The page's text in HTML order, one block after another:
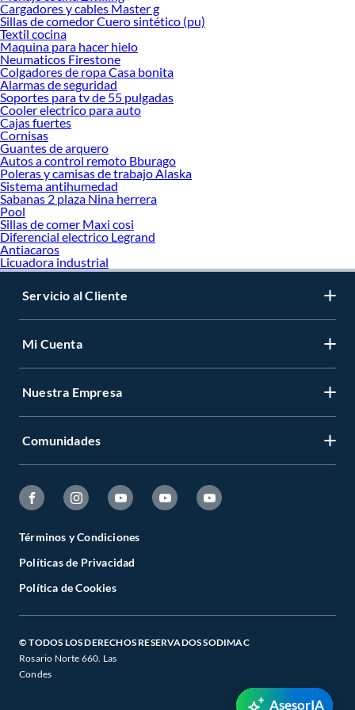
Cargadores y cables Master g
Sillas de comedor Cuero sintético (pu)
Textil cocina
Maquina para hacer hielo
Neumaticos Firestone
Colgadores de ropa Casa bonita
Alarmas de seguridad
Soportes para tv de 55 pulgadas
Cooler electrico para auto
Cajas fuertes
Cornisas
Guantes de arquero
Autos a control remoto Bburago
Poleras y camisas de trabajo Alaska
Sistema antihumedad
Sabanas 2 plaza Nina herrera
Pool
Sillas de comer Maxi cosi
Diferencial electrico Legrand
Antiacaros
Licuadora industrial
Servicio al Cliente
Mi Cuenta
Nuestra Empresa
Comunidades
Términos y Condiciones
Políticas de Privacidad
Política de Cookies
© TODOS LOS DERECHOS RESERVADOS SODIMAC
Rosario Norte 660. Las
Condes
AsesorIA